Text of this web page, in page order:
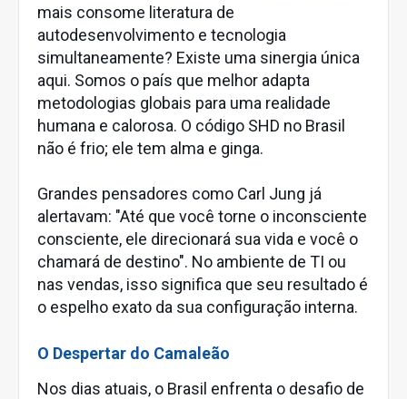
mais consome literatura de
autodesenvolvimento e tecnologia
simultaneamente? Existe uma sinergia única
aqui. Somos o país que melhor adapta
metodologias globais para uma realidade
humana e calorosa. O código SHD no Brasil
não é frio; ele tem alma e ginga.
Grandes pensadores como Carl Jung já
alertavam: "Até que você torne o inconsciente
consciente, ele direcionará sua vida e você o
chamará de destino". No ambiente de TI ou
nas vendas, isso significa que seu resultado é
o espelho exato da sua configuração interna.
O Despertar do Camaleão
Nos dias atuais, o Brasil enfrenta o desafio de